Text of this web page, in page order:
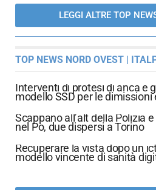
LEGGI ALTRE TOP
TOP NEWS NORD OVEST |
Interventi di protesi di anca e
modello SSD per le dimissioni
Scappano all’alt della Polizia
nel Po, due dispersi a Torino
Recuperare la vista dopo un
modello vincente di sanità